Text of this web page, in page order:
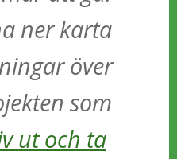
ner karta
över
som
ut och ta